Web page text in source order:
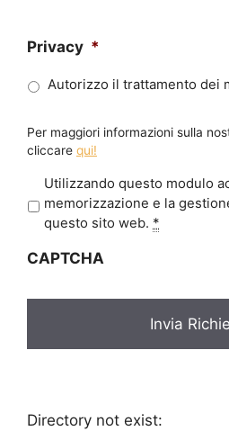
Privacy *
Autorizzo il trattamento dei
Per maggiori informazioni sulla
cliccare qui!
r
a
y
Utilizzando questo modulo
memorizzazione e la
questo sito web. *
CAPTCHA
Directory not exist: